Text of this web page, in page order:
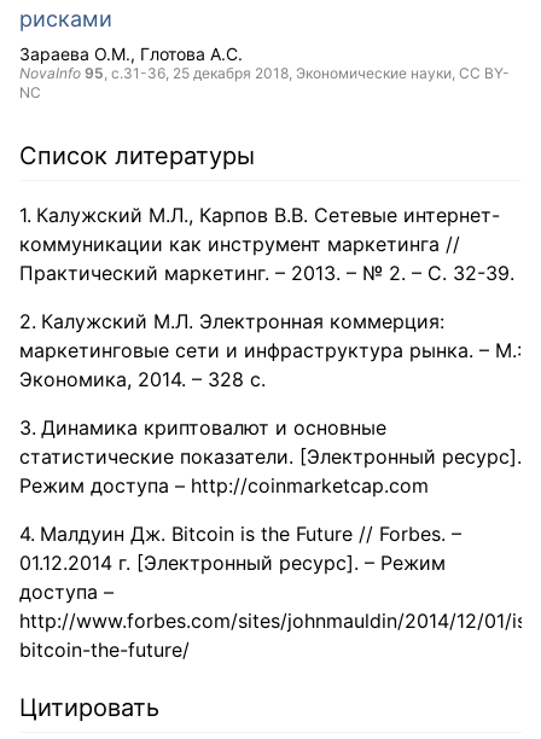
рисками
Зараева О.М. Глотова А.С.
NovaInfo 95, с.31-36, 25 декабря 2018, Экономические науки, CC BY-
NC
Список литературы
Калужский М.Л., Карпов В.В. Сетевые интернет-
коммуникации как инструмент маркетинга //
Практический маркетинг. – 2013. – № 2. – С. 32-39.
Калужский М.Л. Электронная коммерция:
маркетинговые сети и инфраструктура рынка. – М.:
Экономика, 2014. – 328 с.
Динамика криптовалют и основные
статистические показатели. [Электронный ресурс].
Режим доступа – http://coinmarketcap.com
Малдуин Дж. Bitcoin is the Future // Forbes. –
01.12.2014 г. [Электронный ресурс]. – Режим
доступа –
http://www.forbes.com/sites/johnmauldin/2014/12/01/is-
bitcoin-the-future/
Цитировать